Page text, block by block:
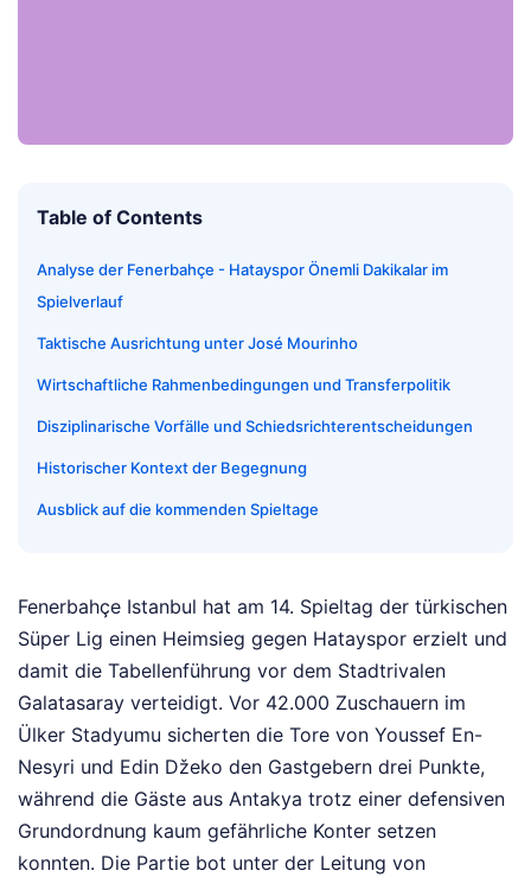
Table of Contents
Analyse der Fenerbahçe - Hatayspor Önemli Dakikalar im
Spielverlauf
Taktische Ausrichtung unter José Mourinho
Wirtschaftliche Rahmenbedingungen und Transferpolitik
Disziplinarische Vorfälle und Schiedsrichterentscheidungen
Historischer Kontext der Begegnung
Ausblick auf die kommenden Spieltage
Fenerbahçe Istanbul hat am 14. Spieltag der türkischen
Süper Lig einen Heimsieg gegen Hatayspor erzielt und
damit die Tabellenführung vor dem Stadtrivalen
Galatasaray verteidigt. Vor 42.000 Zuschauern im
Ülker Stadyumu sicherten die Tore von Youssef En-
Nesyri und Edin Džeko den Gastgebern drei Punkte,
während die Gäste aus Antakya trotz einer defensiven
Grundordnung kaum gefährliche Konter setzen
konnten. Die Partie bot unter der Leitung von